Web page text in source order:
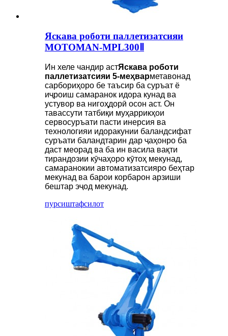
Яскава роботи паллетизатсияи
MOTOMAN-MPL300Ⅱ
Ин хеле чандир астЯскава роботи
паллетизатсияи 5-меҳварметавонад
сарбориҳоро бе таъсир ба суръат ё
иҷроиш самаранок идора кунад ва
устувор ва нигоҳдорӣ осон аст. Он
тавассути татбиқи муҳаррикҳои
сервосуръати пасти инерсия ва
технологияи идоракунии баландсифат
суръати баландтарин дар ҷаҳонро ба
даст меорад ва ба ин васила вақти
тирандозии кӯчаҳоро кӯтоҳ мекунад,
самаранокии автоматизатсияро беҳтар
мекунад ва барои корбарон арзиши
бештар эҷод мекунад.
пурсиштафсилот